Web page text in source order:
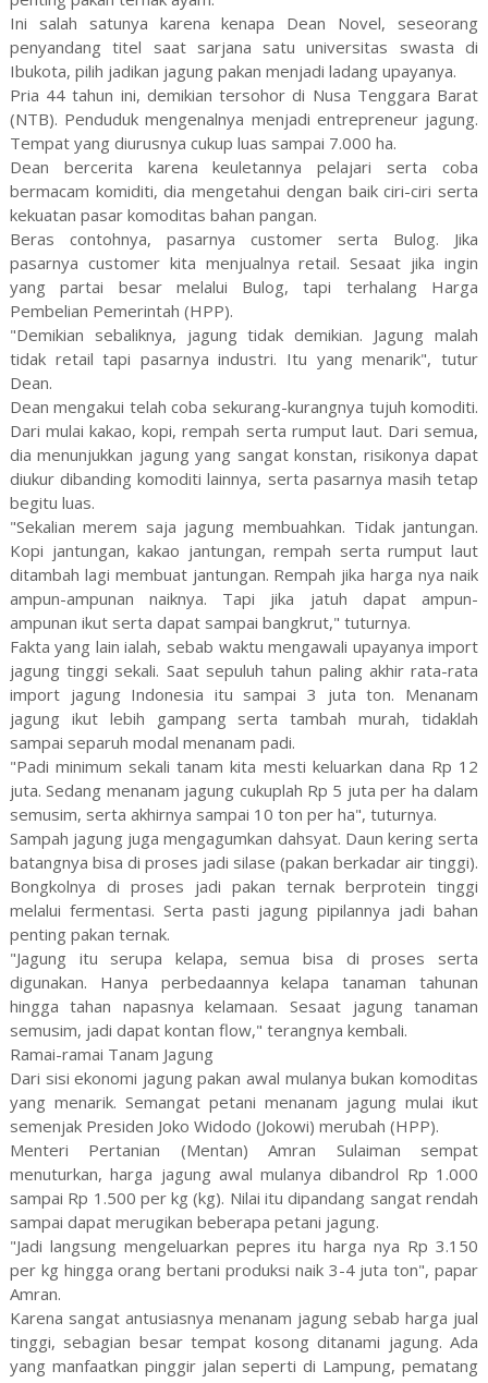
Ini salah satunya karena kenapa Dean Novel, seseorang
penyandang titel saat sarjana satu universitas swasta di
Ibukota, pilih jadikan jagung pakan menjadi ladang upayanya.
Pria 44 tahun ini, demikian tersohor di Nusa Tenggara Barat
(NTB). Penduduk mengenalnya menjadi entrepreneur jagung.
Tempat yang diurusnya cukup luas sampai 7.000 ha.
Dean bercerita karena keuletannya pelajari serta coba
bermacam komiditi, dia mengetahui dengan baik ciri-ciri serta
kekuatan pasar komoditas bahan pangan.
Beras contohnya, pasarnya customer serta Bulog. Jika
pasarnya customer kita menjualnya retail. Sesaat jika ingin
yang partai besar melalui Bulog, tapi terhalang Harga
Pembelian Pemerintah (HPP).
"Demikian sebaliknya, jagung tidak demikian. Jagung malah
tidak retail tapi pasarnya industri. Itu yang menarik", tutur
Dean.
Dean mengakui telah coba sekurang-kurangnya tujuh komoditi.
Dari mulai kakao, kopi, rempah serta rumput laut. Dari semua,
dia menunjukkan jagung yang sangat konstan, risikonya dapat
diukur dibanding komoditi lainnya, serta pasarnya masih tetap
begitu luas.
"Sekalian merem saja jagung membuahkan. Tidak jantungan.
Kopi jantungan, kakao jantungan, rempah serta rumput laut
ditambah lagi membuat jantungan. Rempah jika harga nya naik
ampun-ampunan naiknya. Tapi jika jatuh dapat ampun-
ampunan ikut serta dapat sampai bangkrut," tuturnya.
Fakta yang lain ialah, sebab waktu mengawali upayanya import
jagung tinggi sekali. Saat sepuluh tahun paling akhir rata-rata
import jagung Indonesia itu sampai 3 juta ton. Menanam
jagung ikut lebih gampang serta tambah murah, tidaklah
sampai separuh modal menanam padi.
"Padi minimum sekali tanam kita mesti keluarkan dana Rp 12
juta. Sedang menanam jagung cukuplah Rp 5 juta per ha dalam
semusim, serta akhirnya sampai 10 ton per ha", tuturnya.
Sampah jagung juga mengagumkan dahsyat. Daun kering serta
batangnya bisa di proses jadi silase (pakan berkadar air tinggi).
Bongkolnya di proses jadi pakan ternak berprotein tinggi
melalui fermentasi. Serta pasti jagung pipilannya jadi bahan
penting pakan ternak.
"Jagung itu serupa kelapa, semua bisa di proses serta
digunakan. Hanya perbedaannya kelapa tanaman tahunan
hingga tahan napasnya kelamaan. Sesaat jagung tanaman
semusim, jadi dapat kontan flow," terangnya kembali.
Ramai-ramai Tanam Jagung
Dari sisi ekonomi jagung pakan awal mulanya bukan komoditas
yang menarik. Semangat petani menanam jagung mulai ikut
semenjak Presiden Joko Widodo (Jokowi) merubah (HPP).
Menteri Pertanian (Mentan) Amran Sulaiman sempat
menuturkan, harga jagung awal mulanya dibandrol Rp 1.000
sampai Rp 1.500 per kg (kg). Nilai itu dipandang sangat rendah
sampai dapat merugikan beberapa petani jagung.
"Jadi langsung mengeluarkan pepres itu harga nya Rp 3.150
per kg hingga orang bertani produksi naik 3-4 juta ton", papar
Amran.
Karena sangat antusiasnya menanam jagung sebab harga jual
tinggi, sebagian besar tempat kosong ditanami jagung. Ada
yang manfaatkan pinggir jalan seperti di Lampung, pematang